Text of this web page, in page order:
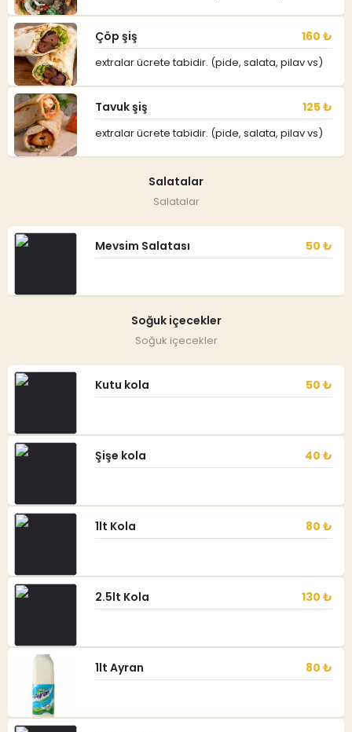
Çöp şiş 160 ₺
extralar ücrete tabidir. (pide, salata, pilav vs)
Tavuk şiş 125 ₺
extralar ücrete tabidir. (pide, salata, pilav vs)
Salatalar
Salatalar
Mevsim Salatası 50 ₺
Soğuk içecekler
Soğuk içecekler
Kutu kola 50 ₺
Şişe kola 40 ₺
1lt Kola 80 ₺
2.5lt Kola 130 ₺
1lt Ayran 80 ₺